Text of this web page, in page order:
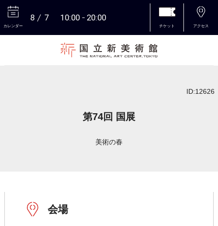
カレンダー
8 7 10:00 20:00
チケット アクセス
ID:12626
第74回 国展
美術の春
会場